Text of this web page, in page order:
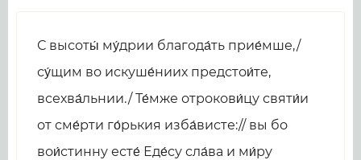
С высоты́ му́дрии благода́ть прие́мше,/
су́щим во искуше́ниих предстои́те,
всехва́льнии./ Те́мже отрокови́цу святи́и
от сме́рти го́рькия изба́висте:// вы бо
вои́стинну есте́ Еде́су сла́ва и ми́ру